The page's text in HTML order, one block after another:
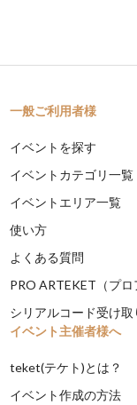
一般ご利用者様
イベントを探す
イベントカテゴリ一覧
イベントエリア一覧
使い方
よくある質問
PRO ARTEKET（プロ
シリアルコード受け取
イベント主催者様へ
teket(テケト)とは？
イベント作成の方法